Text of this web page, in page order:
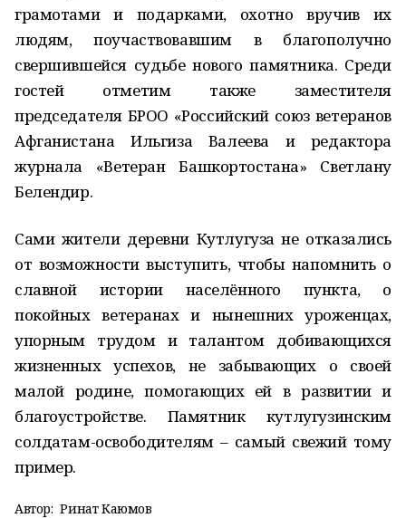
грамотами и подарками, охотно вручив их
людям, поучаствовавшим в благополучно
свершившейся судьбе нового памятника. Среди
гостей отметим также заместителя
председателя БРОО «Российский союз ветеранов
Афганистана Ильгиза Валеева и редактора
журнала «Ветеран Башкортостана» Светлану
Белендир.
Сами жители деревни Кутлугуза не отказались
от возможности выступить, чтобы напомнить о
славной истории населённого пункта, о
покойных ветеранах и нынешних уроженцах,
упорным трудом и талантом добивающихся
жизненных успехов, не забывающих о своей
малой родине, помогающих ей в развитии и
благоустройстве. Памятник кутлугузинским
солдатам-освободителям – самый свежий тому
пример.
Автор: Ринат Каюмов